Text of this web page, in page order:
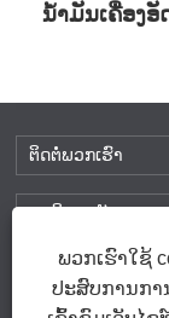
ນ້ຳມັນເຄື່ອງອັ
ຕິດ​ຕໍ່​ພວກ​ເຮົາ
ຜະລິດຕະພັນ
ຊອກຫາພວກເຮົາໃ
ພວກເຮົາໃຊ້
ປະສົບການກາ